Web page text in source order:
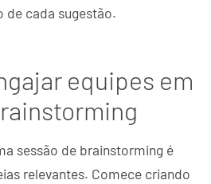
de cada sugestão.
equipes em
sessão de brainstorming é
relevantes. Comece criando